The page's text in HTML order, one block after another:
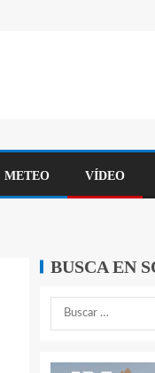
METEO VÍDEO
BUSCA EN